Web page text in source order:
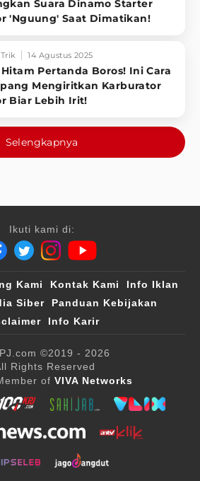
Suara Dinamo Starter
'Nguung' Saat Dimatikan!
14 Agustus 2025
Pertanda Boros! Ini Cara
Mengiritkan Karburator
Biar Lebih Irit!
Selengkapnya
Ikuti kami di:
Kami Kontak Kami
Info Iklan
Siber
Panduan Kebijakan
Info Karir
©2019 - 2026
Rights Reserved
of VIVA Networks